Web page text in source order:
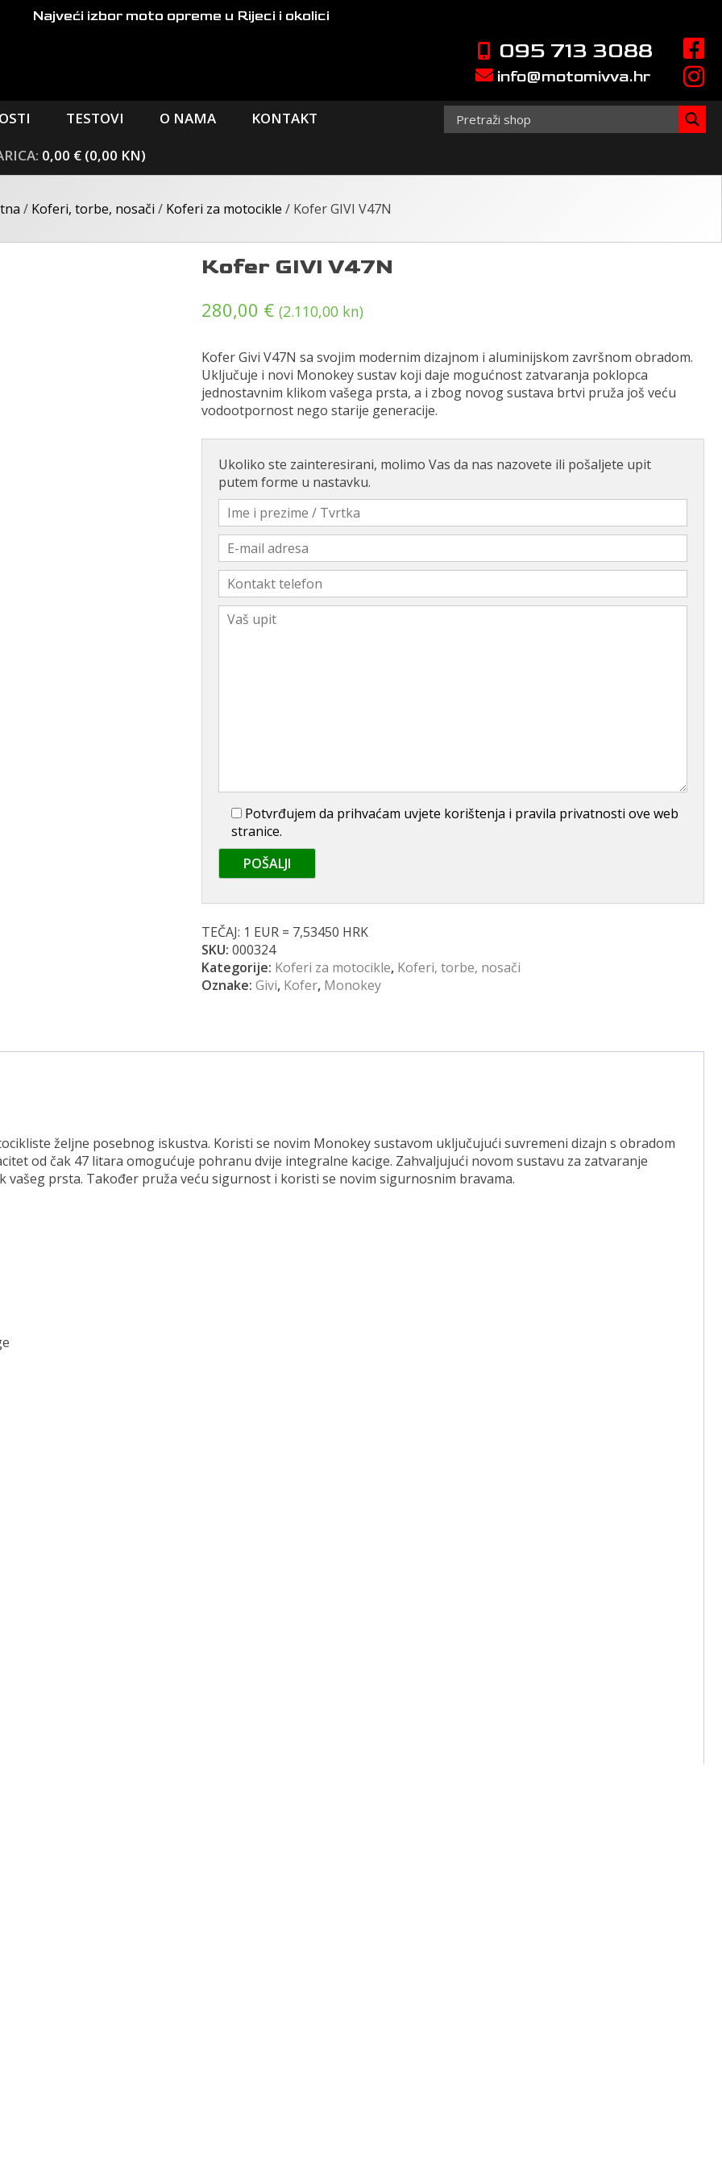
Najveći izbor moto opreme u Rijeci i okolici
095 713 3088
info@motomivva.hr
TESTOVI O NAMA
KONTAKT
0,00 € (0,00 KN)
/ Koferi, torbe, nosači / Koferi za motocikle / Kofer GIVI V47N
Kofer GIVI V47N
280,00 € (2.110,00 kn)
Kofer Givi V47N sa svojim modernim dizajnom i aluminijskom završnom obradom.
Uključuje i novi Monokey sustav koji daje mogućnost zatvaranja poklopca
jednostavnim klikom vašega prsta, a i zbog novog sustava brtvi pruža još veću
vodootpornost nego starije generacije.
Ukoliko ste zainteresirani, molimo Vas da nas nazovete ili pošaljete upit
putem forme u nastavku.
Potvrđujem da prihvaćam uvjete korištenja i pravila privatnosti ove web
stranice.
TEČAJ: 1 EUR = 7,53450 HRK
SKU: 000324
Kategorije: Koferi za motocikle, Koferi, torbe, nosači
Oznake: Givi, Kofer, Monokey
željne posebnog iskustva. Koristi se novim Monokey sustavom uključujući suvremeni dizajn s obradom
od čak 47 litara omogućuje pohranu dvije integralne kacige. Zahvaljujući novom sustavu za zatvaranje
prsta. Također pruža veću sigurnost i koristi se novim sigurnosnim bravama.